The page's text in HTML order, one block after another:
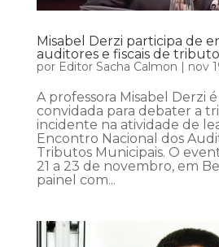
Misabel Derzi participa de
auditores e fiscais de
por Editor Sacha Calmon | nov
A professora Misabel Derzi
convidada para debater a
incidente na atividade de
Encontro Nacional dos
Tributos Municipais. O
21 a 23 de novembro, em
painel com...